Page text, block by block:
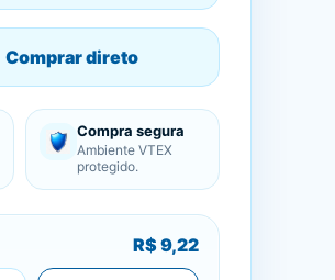
Comprar direto
Compra segura
Ambiente VTEX
protegido.
R$ 9,22